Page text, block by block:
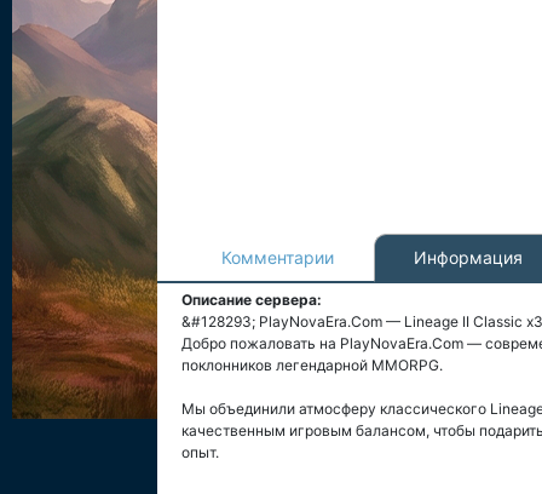
Комментарии Информация
Описание сервера:
&#128293; PlayNovaEra.Com — Lineage II Classic
Добро пожаловать на PlayNovaEra.Com —
поклонников легендарной MMORPG.
Мы объединили атмосферу классического
качественным игровым балансом, чтобы
опыт.